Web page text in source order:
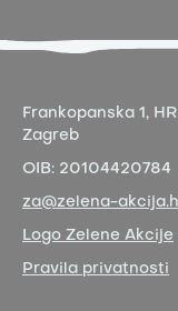
Frankopanska 1,
Zagreb
OIB: 20104420784
za@zelena-
Logo Zelene Akcije
Pravila privatnosti